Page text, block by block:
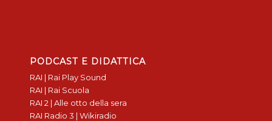
PODCAST E DIDATTICA
RAI | Rai Play Sound
RAI | Rai Scuola
RAI 2 | Alle otto della sera
RAI Radio 3 | Wikiradio